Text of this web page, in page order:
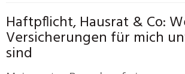
Haftpflicht, Hausrat & Co:
Versicherungen für mich
sind